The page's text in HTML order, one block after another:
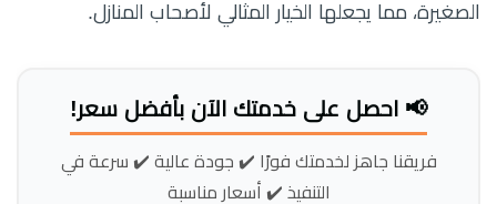
الصغيرة، مما يجعلها الخيار المثالي لأصحاب المنازل.
📢 احصل على خدمتك الآن بأفضل سعر!
فريقنا جاهز لخدمتك فورًا ✔️ جودة عالية ✔️ سرعة في
التنفيذ ✔️ أسعار مناسبة